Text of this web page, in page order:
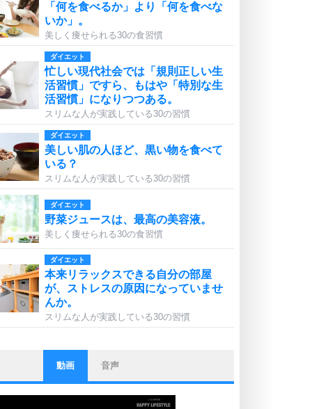
「何を食べるか」より「何を食べな
いか」。
美しく痩せられる30の食習慣
ダイエット
忙しい現代社会では「規則正しい生
活習慣」ですら、もはや「特別な生
活習慣」になりつつある。
スリムな人が実践している30の習慣
ダイエット
美しい肌の人ほど、黒い物を食べて
いる？
スリムな人が実践している30の習慣
ダイエット
野菜ジュースは、最高の美容液。
美しく痩せられる30の食習慣
ダイエット
本来リラックスできる自分の部屋
が、ストレスの原因になっていませ
んか。
スリムな人が実践している30の習慣
ストレス対策
他人と比べない。
いっそのこと、他人を見ない。
動画 音声